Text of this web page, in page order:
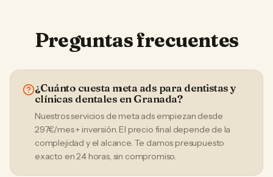
Preguntas frecuentes
¿Cuánto cuesta meta ads para dentistas y
clínicas dentales en Granada?
Nuestros servicios de meta ads empiezan desde
297€/mes + inversión. El precio final depende de la
complejidad y el alcance. Te damos presupuesto
exacto en 24 horas, sin compromiso.